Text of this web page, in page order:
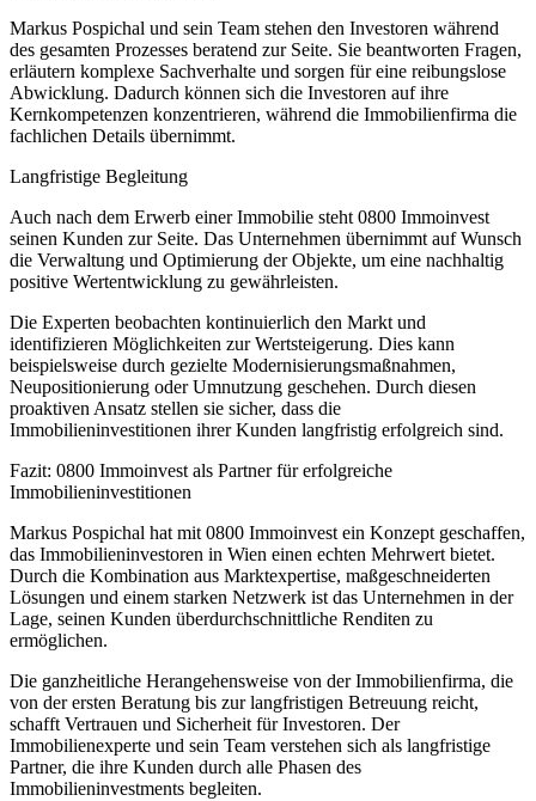
Markus Pospichal und sein Team stehen den Investoren während
des gesamten Prozesses beratend zur Seite. Sie beantworten Fragen,
erläutern komplexe Sachverhalte und sorgen für eine reibungslose
Abwicklung. Dadurch können sich die Investoren auf ihre
Kernkompetenzen konzentrieren, während die Immobilienfirma die
fachlichen Details übernimmt.
Langfristige Begleitung
Auch nach dem Erwerb einer Immobilie steht 0800 Immoinvest
seinen Kunden zur Seite. Das Unternehmen übernimmt auf Wunsch
die Verwaltung und Optimierung der Objekte, um eine nachhaltig
positive Wertentwicklung zu gewährleisten.
Die Experten beobachten kontinuierlich den Markt und
identifizieren Möglichkeiten zur Wertsteigerung. Dies kann
beispielsweise durch gezielte Modernisierungsmaßnahmen,
Neupositionierung oder Umnutzung geschehen. Durch diesen
proaktiven Ansatz stellen sie sicher, dass die
Immobilieninvestitionen ihrer Kunden langfristig erfolgreich sind.
Fazit: 0800 Immoinvest als Partner für erfolgreiche
Immobilieninvestitionen
Markus Pospichal hat mit 0800 Immoinvest ein Konzept geschaffen,
das Immobilieninvestoren in Wien einen echten Mehrwert bietet.
Durch die Kombination aus Marktexpertise, maßgeschneiderten
Lösungen und einem starken Netzwerk ist das Unternehmen in der
Lage, seinen Kunden überdurchschnittliche Renditen zu
ermöglichen.
Die ganzheitliche Herangehensweise von der Immobilienfirma, die
von der ersten Beratung bis zur langfristigen Betreuung reicht,
schafft Vertrauen und Sicherheit für Investoren. Der
Immobilienexperte und sein Team verstehen sich als langfristige
Partner, die ihre Kunden durch alle Phasen des
Immobilieninvestments begleiten.